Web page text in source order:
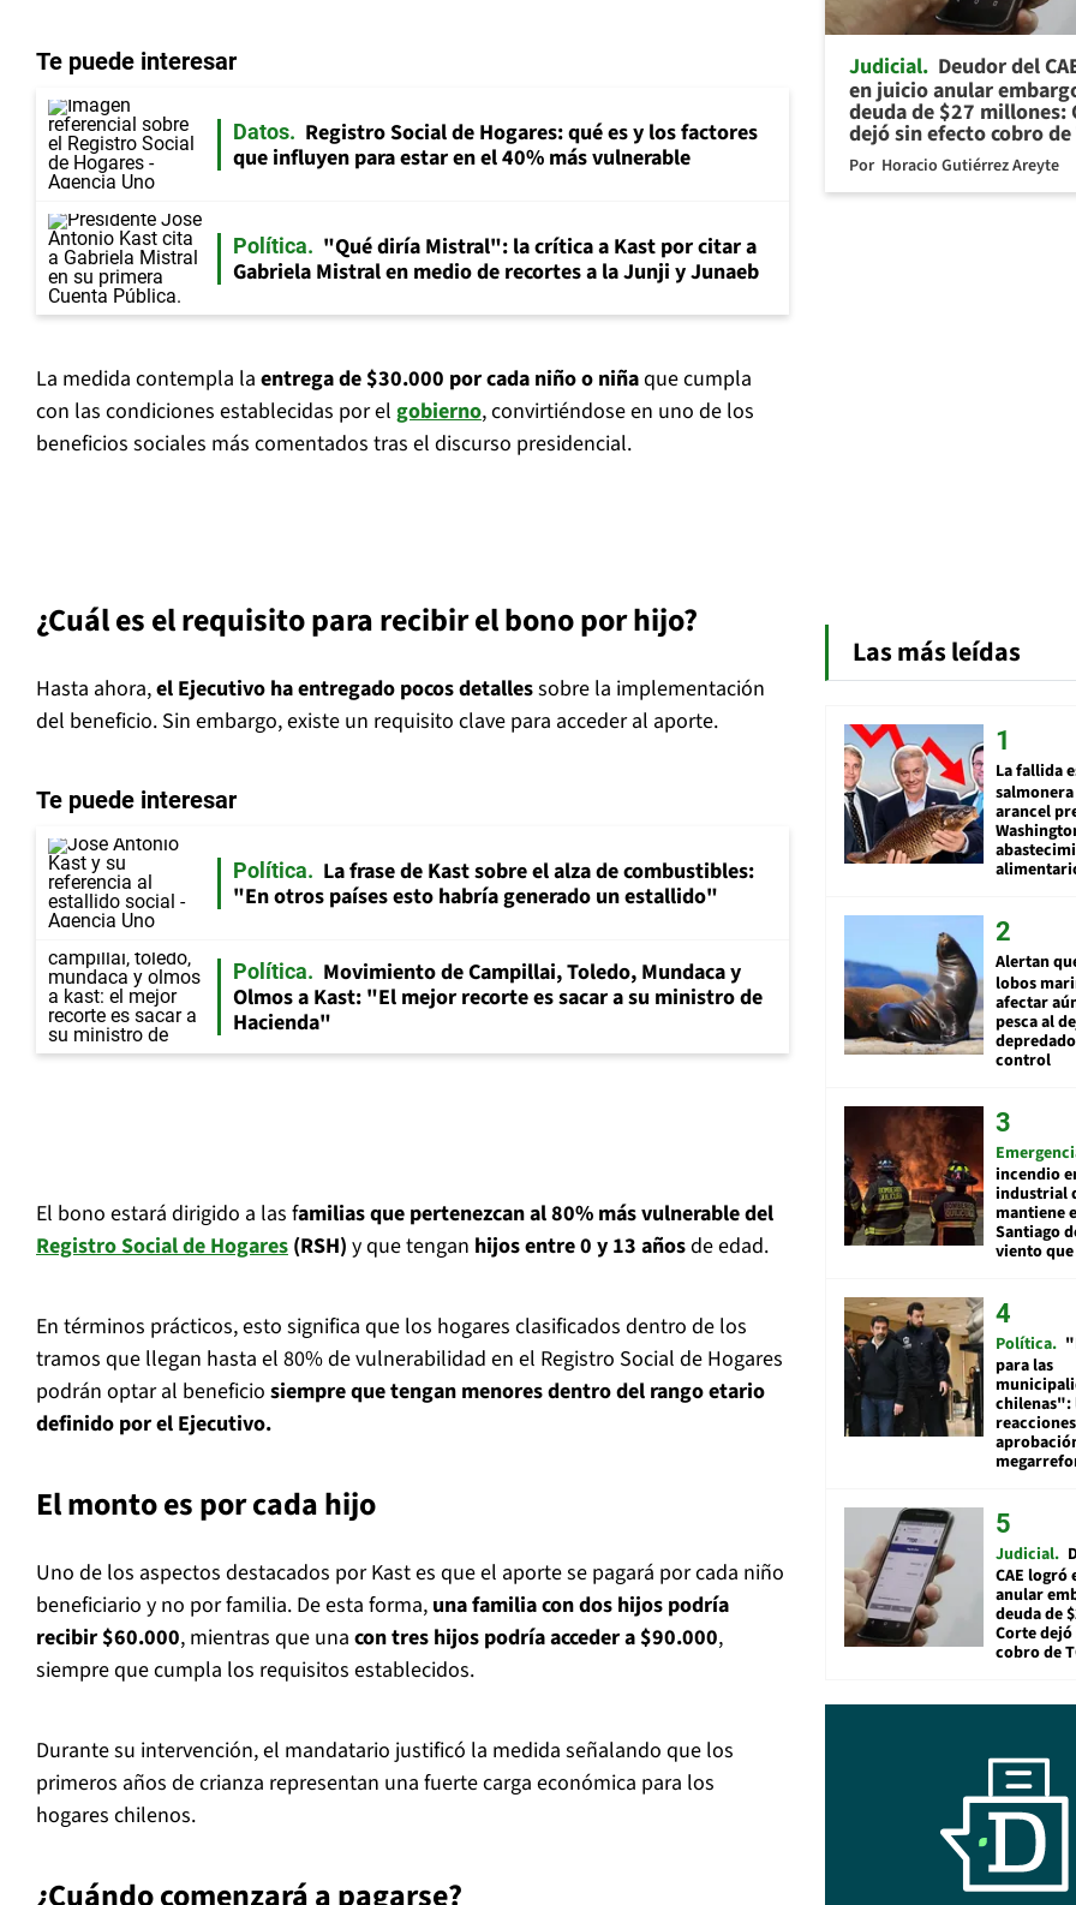
Te puede interesar
Datos
Registro Social de Hogares: qué es y los factores
que influyen para estar en el 40% más vulnerable
Política
"Qué diría Mistral": la crítica a Kast por citar a
Gabriela Mistral en medio de recortes a la Junji y Junaeb
La medida contempla la entrega de $30.000 por cada niño o niñaque cumpla
con las condiciones establecidas por el gobierno, convirtiéndose en uno de los
beneficios sociales más comentados tras el discurso presidencial.
¿Cuál es el requisito para recibir el bono por hijo?
Hasta ahora,el Ejecutivo ha entregado pocos detallessobre la implementación
del beneficio. Sin embargo, existe un requisito clave para acceder al aporte.
Te puede interesar
Política
La frase de Kast sobre el alza de combustibles:
"En otros países esto habría generado un estallido"
Política
Movimiento de Campillai, Toledo, Mundaca y
Olmos a Kast: "El mejor recorte es sacar a su ministro de
Hacienda"
El bono estará dirigido a las familias que pertenezcan al 80% más vulnerable del
Registro Social de Hogares (RSH) y que tengan hijos entre 0 y 13 añosde edad.
En términos prácticos, esto significa que los hogares clasificados dentro de los
tramos que llegan hasta el 80% de vulnerabilidad en el Registro Social de Hogares
podrán optar al beneficio siempre que tengan menores dentro del rango etario
definido por el Ejecutivo.
El monto es por cada hijo
Uno de los aspectos destacados por Kast es que el aporte se pagará por cada niño
beneficiario y no por familia. De esta forma, una familia con dos hijos podría
recibir $60.000, mientras que una con tres hijos podría acceder a $90.000,
siempre que cumpla los requisitos establecidos.
Durante su intervención, el mandatario justificó la medida señalando que los
primeros años de crianza representan una fuerte carga económica para los
hogares chilenos.
Judicial Deudor del
en juicio anular
deuda de $27 millones:
dejó sin efecto cobro de
Por Horacio Gutiérrez Areyte
Las más leídas
La fallida
arancel
Alertan
lobos
afectar
pesca al
control
incendio
industrial
mantiene
Santiago
viento que
Política
para las
chilenas":
Judicial
CAE logró
anular
deuda de
Corte
cobro de